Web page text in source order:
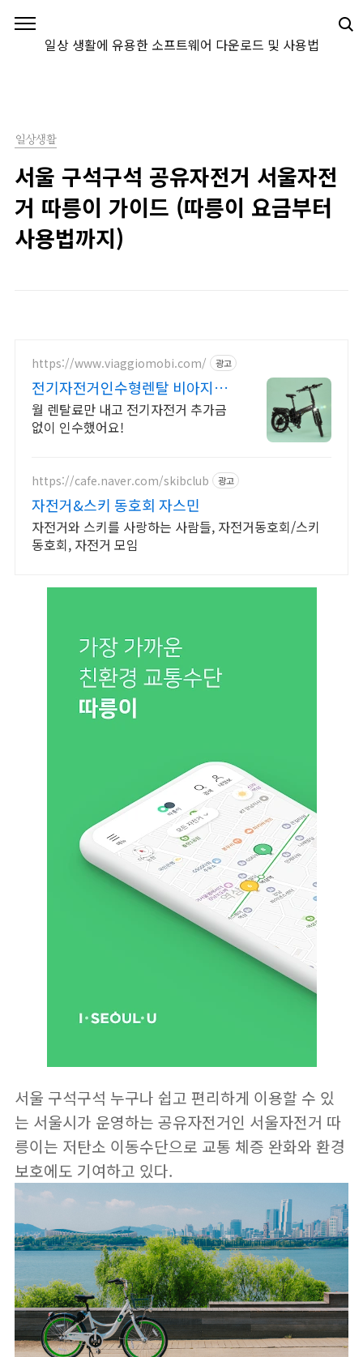
일상 생활에 유용한 소프트웨어 다운로드 및 사용법
일상생활
서울 구석구석 공유자전거 서울자전
거 따릉이 가이드 (따릉이 요금부터
사용법까지)
https://www.viaggiomobi.com/ 광고
전기자전거인수형렌탈 비아지오
인수형 렌탈,완납시 내자전거
월 렌탈료만 내고 전기자전거 추가금
없이 인수했어요!
https://cafe.naver.com/skibclub 광고
자전거&스키 동호회 자스민
자전거와 스키를 사랑하는 사람들, 자전거동호회/스키
동호회, 자전거 모임
서울 구석구석 누구나 쉽고 편리하게 이용할 수 있
는 서울시가 운영하는 공유자전거인 서울자전거 따
릉이는 저탄소 이동수단으로 교통 체증 완화와 환경
보호에도 기여하고 있다.